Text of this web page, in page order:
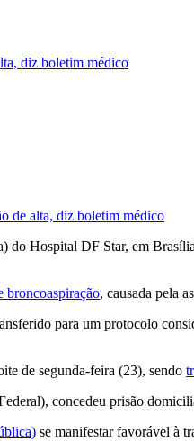
diz boletim médico
de alta, diz boletim médico
do Hospital DF Star, em
broncoaspiração, causada pela
para um protocolo
de segunda-feira (23), sendo
concedeu prisão
se manifestar favorável à